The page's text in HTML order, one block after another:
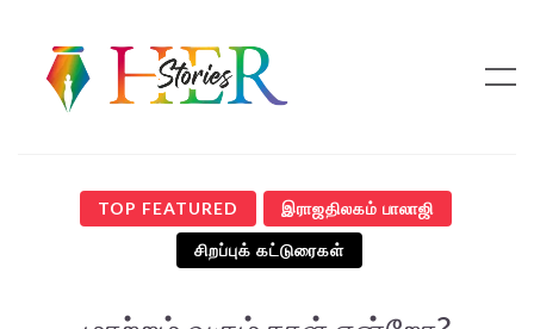
TOP FEATURED இராஜதிலகம் பாலாஜி
சிறப்புக் கட்டுரைகள்